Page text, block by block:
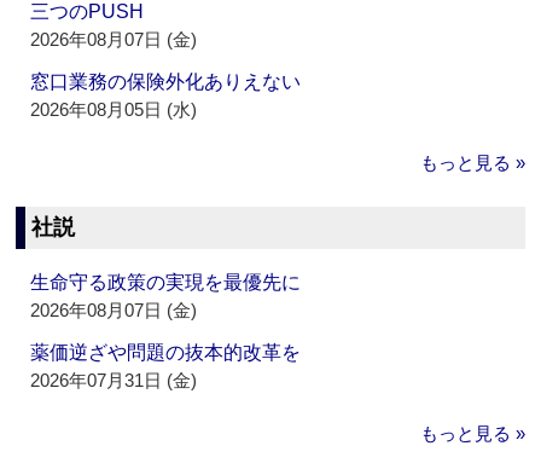
三つのPUSH
2026年08月07日 (金)
窓口業務の保険外化ありえない
2026年08月05日 (水)
もっと見る »
社説
生命守る政策の実現を最優先に
2026年08月07日 (金)
薬価逆ざや問題の抜本的改革を
2026年07月31日 (金)
もっと見る »